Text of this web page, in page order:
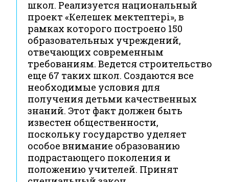
школ. Реализуется национальный
проект «Келешек мектептері», в
рамках которого построено 150
образовательных учреждений,
отвечающих современным
требованиям. Ведется строительство
еще 67 таких школ. Создаются все
необходимые условия для
получения детьми качественных
знаний. Этот факт должен быть
известен общественности,
поскольку государство уделяет
особое внимание образованию
подрастающего поколения и
положению учителей. Принят